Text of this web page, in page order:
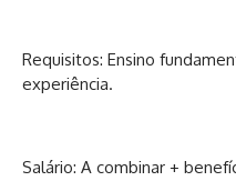
Requisitos: Ensino
experiência.
Salário: A combinar +